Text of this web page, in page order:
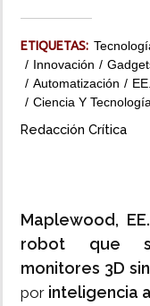
ETIQUETAS:
Innovación
Automatización
Ciencia Y Tecnología
Redacción Crítica
Maplewood,
robot que
monitores 3D
por inteligencia